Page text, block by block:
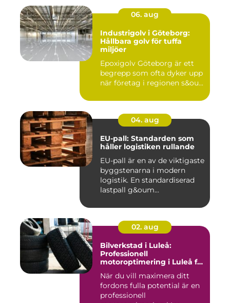
06. aug
Industrigolv i Göteborg:
Hållbara golv för tuffa
miljöer
Epoxigolv Göteborg är ett
begrepp som ofta dyker upp
när företag i regionen s&ou...
04. aug
EU-pall: Standarden som
håller logistiken rullande
EU-pall är en av de viktigaste
byggstenarna i modern
logistik. En standardiserad
lastpall g&oum...
02. aug
Bilverkstad i Luleå:
Professionell
motoroptimering i Luleå för
När du vill maximera ditt
fordons fulla potential är en
professionell